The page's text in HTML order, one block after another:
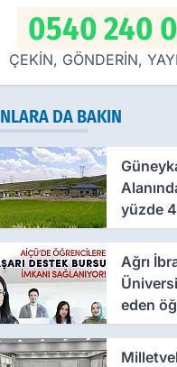
0540 240
ÇEKİN, GÖNDERİN,
DA BAKIN
yüzde
Ağrı
eden
burs
verilecek